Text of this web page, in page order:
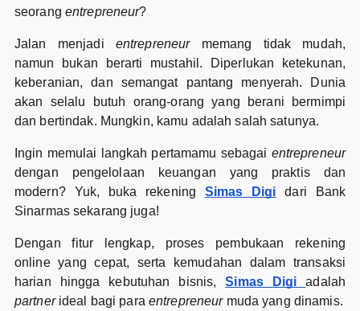
seorang entrepreneur?
Jalan menjadi entrepreneur memang tidak mudah,
namun bukan berarti mustahil. Diperlukan ketekunan,
keberanian, dan semangat pantang menyerah. Dunia
akan selalu butuh orang-orang yang berani bermimpi
dan bertindak. Mungkin, kamu adalah salah satunya.
Ingin memulai langkah pertamamu sebagai entrepreneur
dengan pengelolaan keuangan yang praktis dan
modern? Yuk, buka rekening Simas Digi dari Bank
Sinarmas sekarang juga!
Dengan fitur lengkap, proses pembukaan rekening
online yang cepat, serta kemudahan dalam transaksi
harian hingga kebutuhan bisnis,Simas Digiadalah
partner ideal bagi para entrepreneur muda yang dinamis.